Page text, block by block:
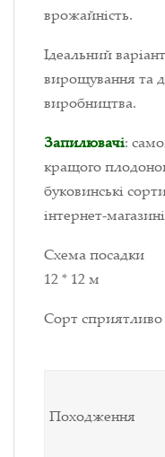
врожайність.
Ідеальний
вирощування та
виробництва.
Запилювачі:
кращого
буковинські
інтернет-
Схема
12 * 12 м
Сорт сприятливо
Походження